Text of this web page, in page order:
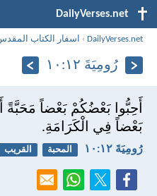
DailyVerses.net
DailyVerses.net
› اسفار الكتاب
رُومِيَةَ ١٢:‏١٠
أَحِبُّوا بَعْضُكُمْ بَعْضاً
بَعْضاً فِي الْكَرَامَةِ.
رُومِيَةَ ١٢:‏١٠ المحبة القريب